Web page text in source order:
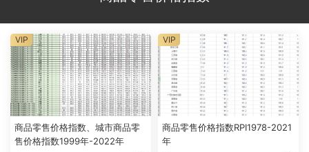
商品零售价格指数、城市商品零
售价格指数1999年-2022年
VIP
商品零售价格指数RPI1978-2021
年
VIP